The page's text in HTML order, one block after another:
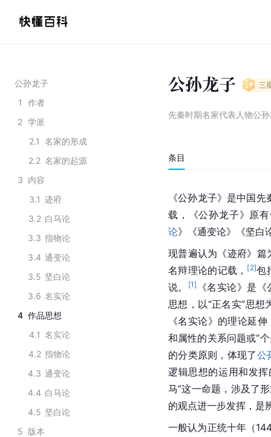
公孙龙子
1
作者
2 学派
2.1 名家的形成
2.2 名家的起源
3 内容
3.1 迹府
3.2 白马论
3.3 指物论
3.4 通变论
3.5 坚白论
3.6 名实论
4 作品思想
4.1 名实论
4.2 指物论
4.3 通变论
4.4 白马论
4.5 坚白论
5 版本
公孙龙子 三
先秦时期名家代表人物公
条目
《公孙龙子》是中国先
载，《公孙龙子》原
论》《通变论》《坚白
现普遍认为《迹府》篇
名辩理论的记载， [2]包
说。
[1] 《名实论》是《
思想，以“正名实”思
《名实论》的理论延伸
和属性的关系问题或“
的分类原则，体现了公
逻辑思想的运用和发
马”这一命题，涉及了
的观点进一步发挥，是
一般认为正统十年（